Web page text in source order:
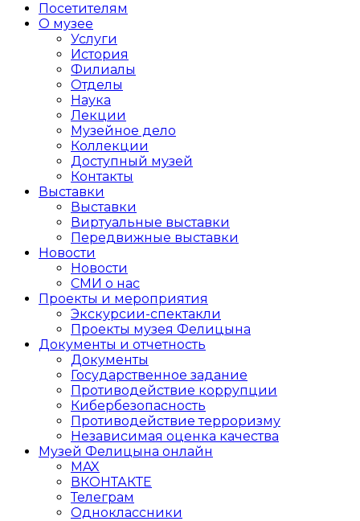
Посетителям
О музее
Услуги
История
Филиалы
Отделы
Наука
Лекции
Музейное дело
Коллекции
Доступный музей
Контакты
Выставки
Выставки
Виртуальные выставки
Передвижные выставки
Новости
Новости
СМИ о нас
Проекты и мероприятия
Экскурсии-спектакли
Проекты музея Фелицына
Документы и отчетность
Документы
Государственное задание
Противодействие коррупции
Кибер­безопасность
Противодействие терроризму
Независимая оценка качества
Музей Фелицына онлайн
MAX
ВКОНТАКТЕ
Телеграм
Одноклассники